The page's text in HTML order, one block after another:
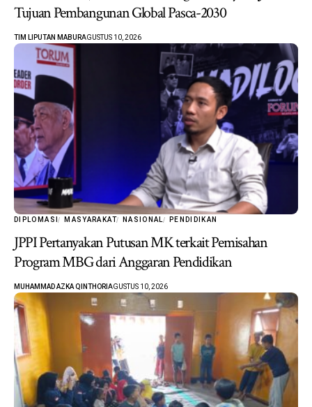
Tujuan Pembangunan Global Pasca-2030
TIM LIPUTAN MABURAGUSTUS 10, 2026
DIPLOMASI MASYARAKAT NASIONAL PENDIDIKAN
JPPI Pertanyakan Putusan MK terkait Pemisahan
Program MBG dari Anggaran Pendidikan
MUHAMMAD AZKA QINTHORI AGUSTUS 10, 2026